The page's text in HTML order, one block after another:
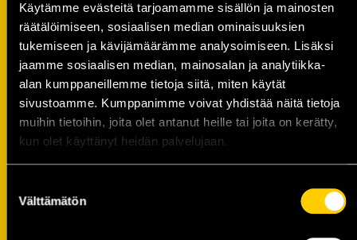
Käytämme evästeitä tarjoamamme sisällön ja mainosten
räätälöimiseen, sosiaalisen median ominaisuuksien
tukemiseen ja kävijämäärämme analysoimiseen. Lisäksi
jaamme sosiaalisen median, mainosalan ja analytiikka-
alan kumppaneillemme tietoja siitä, miten käytät
sivustoamme. Kumppanimme voivat yhdistää näitä tietoja
muihin tietoihin, joita olet antanut heille tai joita on kerätty,
kun olet käyttänyt heidän palvelujaan.
valinta
Välttämätön
tilille. Tässä tapauksessa ota yhteys sähköpostitse
kalpa@kalpa.fi. Huomioithan, että mikäli olet
maksanut playoffs-kausikortin työnantajan
tarjoamalla kulttuuriedulla, hyvitystä ei voi saada
rahana.
Uudet kausikorttiasiakkaat
Uuden kausikorttisi voit hankkia KalPan
osoitteesta